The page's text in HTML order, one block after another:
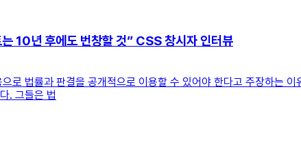
10년 후에도 번창할 것” CSS 창시자 인터뷰
로 법률과 판결을 공개적으로 이용할 수 있어야 한다고 주장하는
. 그들은 법